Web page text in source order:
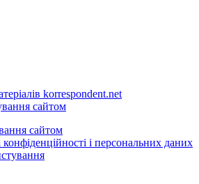
korrespondent.net
сайтом
сайтом
і персональних даних